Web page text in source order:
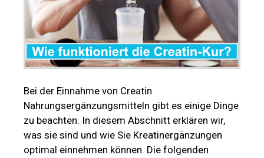
Bei der Einnahme von Creatin
Nahrungsergänzungsmitteln gibt es einige Dinge
zu beachten. In diesem Abschnitt erklären wir,
was sie sind und wie Sie Kreatinergänzungen
optimal einnehmen können. Die folgenden